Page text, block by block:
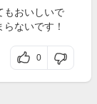
もおいしいで
ないです！
0